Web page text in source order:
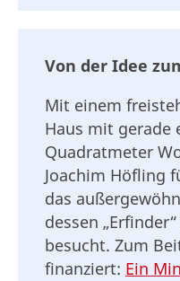
Von der Idee
Mit einem
Haus mit gerade
Quadratmeter
Joachim Höfling
das
dessen
besucht. Zum
finanziert: Ein